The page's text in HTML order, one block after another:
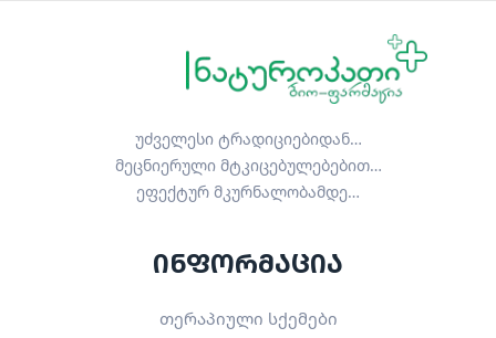
უძველესი ტრადიციებიდან…
მეცნიერული მტკიცებულებებით…
ეფექტურ მკურნალობამდე…
ინფორმაცია
თერაპიული სქემები